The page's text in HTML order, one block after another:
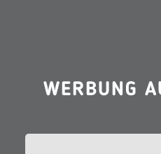
WERBUNG